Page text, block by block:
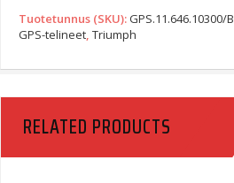
Tuotetunnus (SKU):GPS.11.646.10300/B
GPS-telineet Triumph
RELATED PRODUCTS